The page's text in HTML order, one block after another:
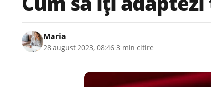
Maria
28 august 2023, 08:46 3 min citire